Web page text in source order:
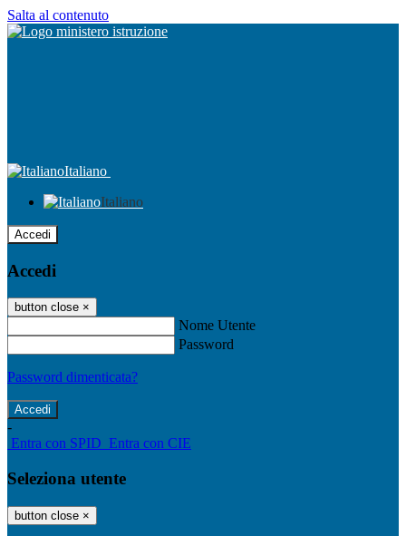
Salta al contenuto
Italiano
Italiano
Accedi
Accedi
button close ×
Nome Utente
Password
Password dimenticata?
-
Entra con SPID Entra con CIE
Seleziona utente
button close ×